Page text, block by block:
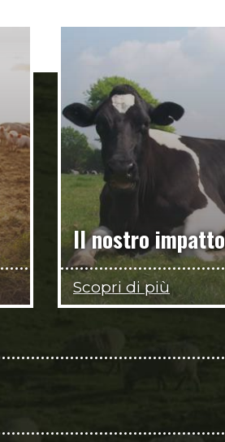
Il nostro impatto
Scopri di più